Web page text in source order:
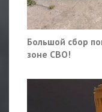
Большой сбор
зоне СВО!